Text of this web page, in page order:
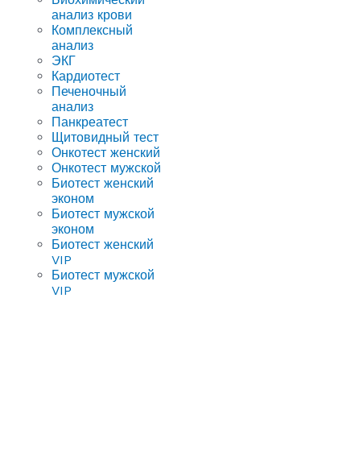
анализ крови
Комплексный
анализ
ЭКГ
Кардиотест
Печеночный
анализ
Панкреатест
Щитовидный тест
Онкотест женский
Онкотест мужской
Биотест женский
эконом
Биотест мужской
эконом
Биотест женский
VIP
Биотест мужской
VIP